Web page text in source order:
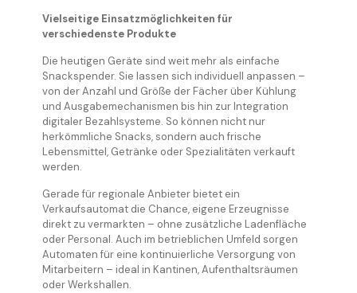
Vielseitige Einsatzmöglichkeiten für
verschiedenste Produkte
Die heutigen Geräte sind weit mehr als einfache
Snackspender. Sie lassen sich individuell anpassen –
von der Anzahl und Größe der Fächer über Kühlung
und Ausgabemechanismen bis hin zur Integration
digitaler Bezahlsysteme. So können nicht nur
herkömmliche Snacks, sondern auch frische
Lebensmittel, Getränke oder Spezialitäten verkauft
werden.
Gerade für regionale Anbieter bietet ein
Verkaufsautomat die Chance, eigene Erzeugnisse
direkt zu vermarkten – ohne zusätzliche Ladenfläche
oder Personal. Auch im betrieblichen Umfeld sorgen
Automaten für eine kontinuierliche Versorgung von
Mitarbeitern – ideal in Kantinen, Aufenthaltsräumen
oder Werkshallen.